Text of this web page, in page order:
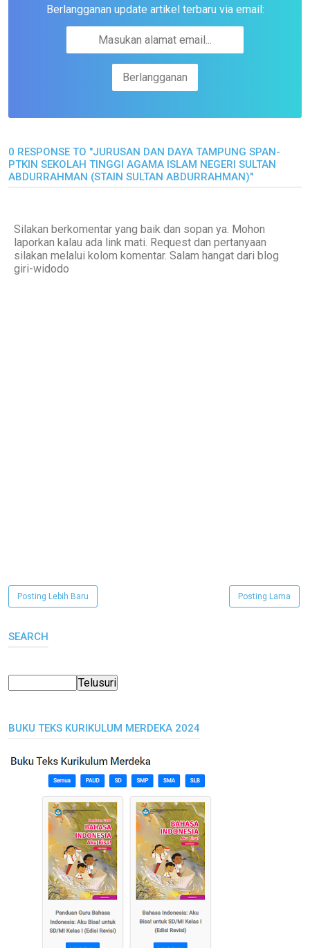
Berlangganan update artikel terbaru via email:
0 RESPONSE TO "JURUSAN DAN DAYA TAMPUNG SPAN-
PTKIN SEKOLAH TINGGI AGAMA ISLAM NEGERI SULTAN
ABDURRAHMAN (STAIN SULTAN ABDURRAHMAN)"
Silakan berkomentar yang baik dan sopan ya. Mohon
laporkan kalau ada link mati. Request dan pertanyaan
silakan melalui kolom komentar. Salam hangat dari blog
giri-widodo
Posting Lebih Baru Posting Lama
SEARCH
BUKU TEKS KURIKULUM MERDEKA 2024